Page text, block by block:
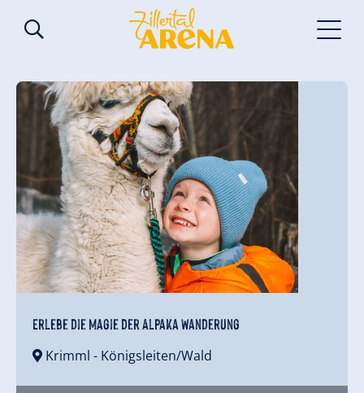
Erlebe die Magie der Alpaka Wanderung
Krimml - Königsleiten/Wald